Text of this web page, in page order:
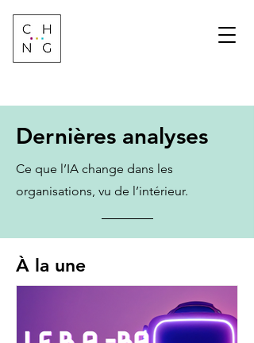
Dernières analyses
Ce que l’IA change dans les
organisations, vu de l’intérieur.
À la une